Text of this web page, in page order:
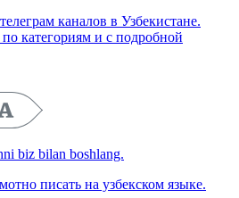
каналов в Узбекистане.
категориям и с подробной
biz bilan boshlang.
писать на узбекском языке.